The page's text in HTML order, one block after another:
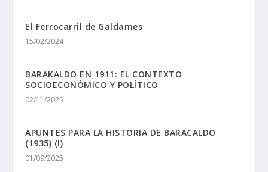
El Ferrocarril de Galdames
15/02/2024
BARAKALDO EN 1911: EL CONTEXTO
SOCIOECONÓMICO Y POLÍTICO
02/11/2025
APUNTES PARA LA HISTORIA DE BARACALDO
(1935) (I)
01/09/2025